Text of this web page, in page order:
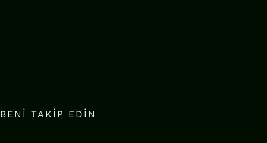
BENİ TAKİP EDIN